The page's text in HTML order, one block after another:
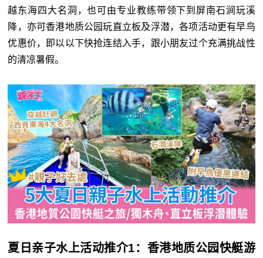
越东海四大名洞，也可由专业教练带领下到屏南石涧玩溪
降，亦可香港地质公园玩直立板及浮潜，各项活动更有早鸟
优惠价，即以以下快抢连结入手，跟小朋友过个充满挑战性
的清凉暑假。
夏日亲子水上活动推介1：香港地质公园快艇游